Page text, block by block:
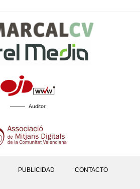
Auditor
PUBLICIDAD CONTACTO